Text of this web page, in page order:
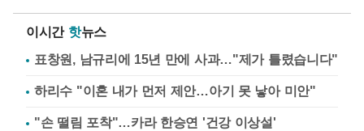
이시간 핫뉴스
표창원, 남규리에 15년 만에 사과…"제가 틀렸습니다"
하리수 "이혼 내가 먼저 제안…아기 못 낳아 미안"
"손 떨림 포착"…카라 한승연 '건강 이상설'